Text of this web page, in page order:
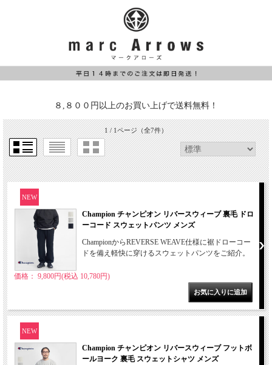
８,８００円以上のお買い上げで送料無料！
1 / 1ページ（全7件）
NEW
Champion チャンピオン リバースウィーブ 裏毛 ドロ
ーコード スウェットパンツ メンズ
ChampionからREVERSE WEAVE仕様に裾ドローコー
ドを備え軽快に穿けるスウェットパンツをご紹介。
価格： 9,800円(税込 10,780円)
NEW
Champion チャンピオン リバースウィーブ フットボ
ールヨーク 裏毛 スウェットシャツ メンズ